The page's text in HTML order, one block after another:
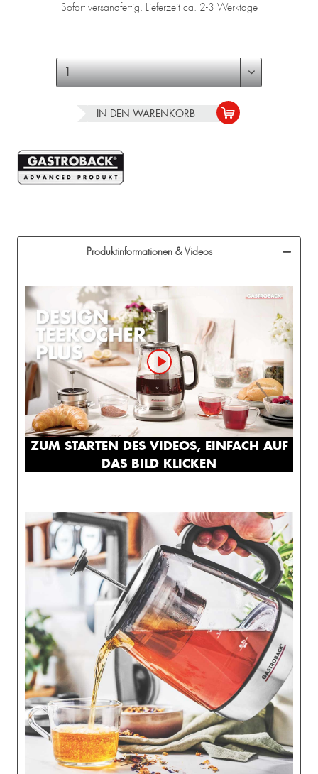
Sofort versandfertig, Lieferzeit ca. 2-3 Werktage
IN DEN WARENKORB
Produktinformationen & Videos
ZUM STARTEN DES VIDEOS, EINFACH AUF
DAS BILD KLICKEN